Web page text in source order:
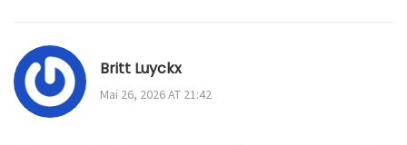
Britt Luyckx
Mai 26, 2026 AT 21:42